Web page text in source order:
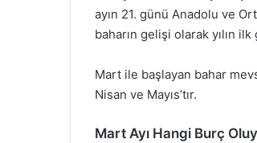
ayın 21. günü Anadolu ve
baharın gelişi olarak yılın
Mart ile başlayan bahar
Nisan ve Mayıs’tır.
Mart Ayı Hangi Burç